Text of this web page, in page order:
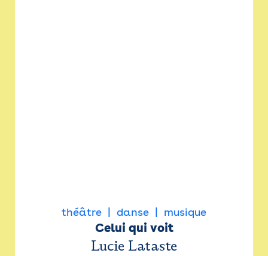
théâtre danse musique
Celui qui voit
Lucie Lataste